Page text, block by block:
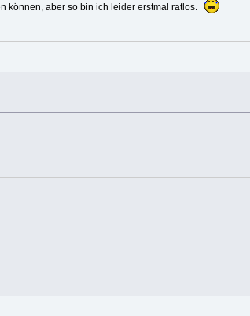
können, aber so bin ich leider erstmal ratlos.